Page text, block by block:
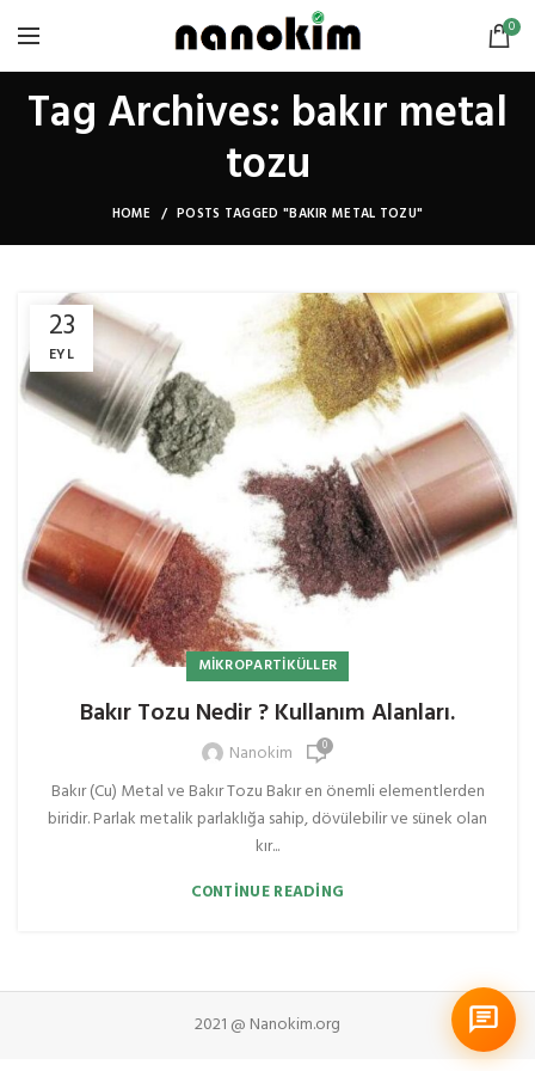
0
Tag Archives: bakır metal
tozu
HOME POSTS TAGGED "BAKIR METAL TOZU"
23
EYL
MIKROPARTIKÜLLER
Bakır Tozu Nedir ? Kullanım Alanları.
Nanokim 0
Bakır (Cu) Metal ve Bakır Tozu Bakır en önemli elementlerden
biridir. Parlak metalik parlaklığa sahip, dövülebilir ve sünek olan
kır...
CONTINUE READING
2021 @ Nanokim.org